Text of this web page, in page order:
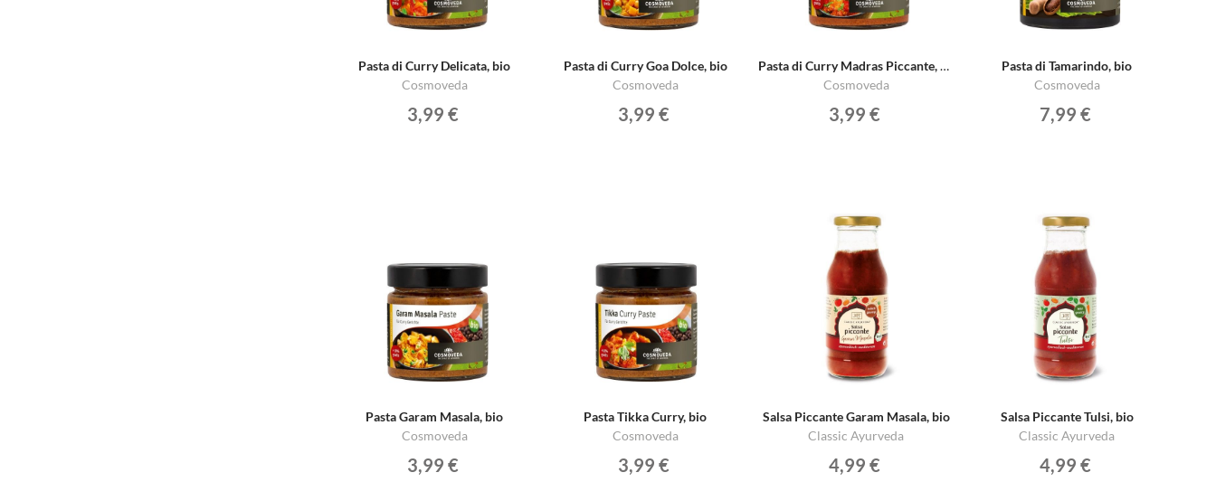
Pasta di Curry Delicata, bio
Cosmoveda
3,99 €
Pasta di Curry Goa Dolce, bio
Cosmoveda
3,99 €
Pasta di Curry Madras Piccante, bio
Cosmoveda
3,99 €
Pasta di Tamarindo, bio
Cosmoveda
7,99 €
Pasta Garam Masala, bio
Cosmoveda
3,99 €
Pasta Tikka Curry, bio
Cosmoveda
3,99 €
Salsa Piccante Garam Masala, bio
Classic Ayurveda
4,99 €
Salsa Piccante Tulsi, bio
Classic Ayurveda
4,99 €